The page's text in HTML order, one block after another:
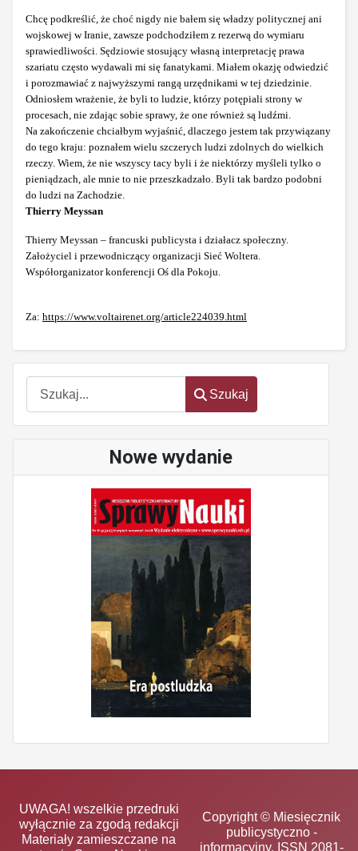
Szukaj
Szukaj
Nowe wydanie
Chcę podkreślić, że choć nigdy nie bałem się władzy politycznej ani
wojskowej w Iranie, zawsze podchodziłem z rezerwą do wymiaru
sprawiedliwości. Sędziowie stosujący własną interpretację prawa
szariatu często wydawali mi się fanatykami. Miałem okazję odwiedzić
i porozmawiać z najwyższymi rangą urzędnikami w tej dziedzinie.
Odniosłem wrażenie, że byli to ludzie, którzy potępiali strony w
procesach, nie zdając sobie sprawy, że one również są ludźmi.
Na zakończenie chciałbym wyjaśnić, dlaczego jestem tak przywiązany
do tego kraju: poznałem wielu szczerych ludzi zdolnych do wielkich
rzeczy. Wiem, że nie wszyscy tacy byli i że niektórzy myśleli tylko o
pieniądzach, ale mnie to nie przeszkadzało. Byli tak bardzo podobni
do ludzi na Zachodzie.
Thierry Meyssan
Thierry Meyssan – francuski publicysta i działacz społeczny.
Założyciel i przewodniczący organizacji Sieć Woltera.
Współorganizator konferencji Oś dla Pokoju.
Za: https://www.voltairenet.org/article224039.html
UWAGA! wszelkie przedruki
wyłącznie za zgodą redakcji
Materiały zamieszczane na
Copyright © Miesięcznik
publicystyczno -
informacyjny, ISSN 2081-